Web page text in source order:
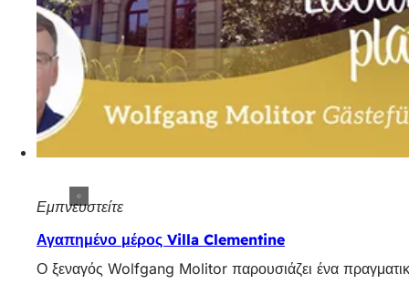
Εμπνευστείτε
Αγαπημένο μέρος Villa Clementine
Ο ξεναγός Wolfgang Molitor παρουσιάζει ένα